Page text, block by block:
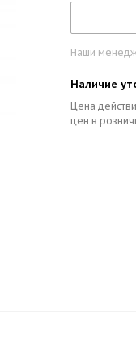
Наши
Наличие
Цена
цен в